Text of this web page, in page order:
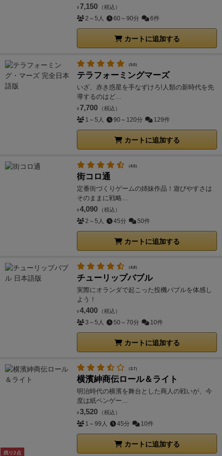
¥ 7,150 （税込）
2～5人 60～90分 6件
カートに追加する
（5.0）
テラフォーミングマーズ
いざ、赤き惑星を手なずけろ!人類の新時代を先
導するのはど...
¥ 7,700 （税込）
1～5人 90～120分 129件
カートに追加する
（4.5）
街コロ通
定番街づくりゲームの姉妹作品！遊びやすさは
そのままに戦略...
¥ 4,090 （税込）
2～5人 45分 50件
カートに追加する
（4.8）
チューリップバブル
実際にオランダで起こった投機バブルを体感し
よう！
¥ 4,400 （税込）
3～5人 50～70分 10件
カートに追加する
残り2点
（3.7）
横濱紳商伝ロール＆ライト
明治時代の横濱を舞台とした商人の戦いが、今
度は紙ペンゲー...
¥ 3,520 （税込）
1～99人 45分 10件
カートに追加する